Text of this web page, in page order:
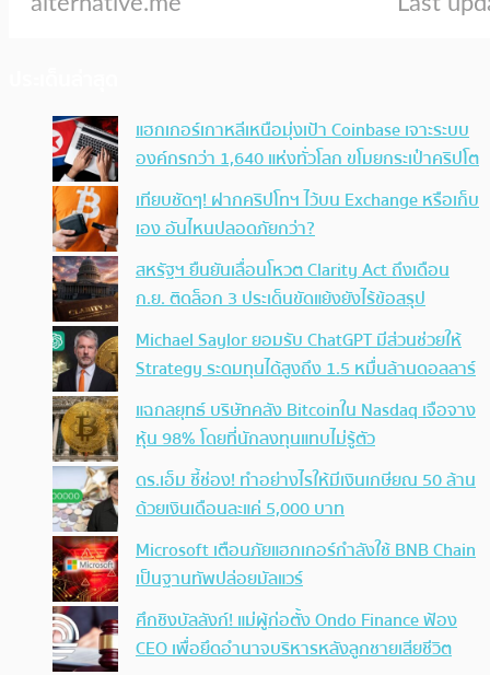
แฮกเกอร์เกาหลีเหนือมุ่งเป้า Coinbase เจาะระบบ
องค์กรกว่า 1,640 แห่งทั่วโลก ขโมยกระเป๋าคริปโต
เทียบชัดๆ! ฝากคริปโทฯ ไว้บน Exchange หรือเก็บ
เอง อันไหนปลอดภัยกว่า?
สหรัฐฯ ยืนยันเลื่อนโหวต Clarity Act ถึงเดือน
ก.ย. ติดล็อก 3 ประเด็นขัดแย้งยังไร้ข้อสรุป
Michael Saylor ยอมรับ ChatGPT มีส่วนช่วยให้
Strategy ระดมทุนได้สูงถึง 1.5 หมื่นล้านดอลลาร์
แฉกลยุทธ์ บริษัทคลัง Bitcoinใน Nasdaq เจือจาง
หุ้น 98% โดยที่นักลงทุนแทบไม่รู้ตัว
ดร.เอ็ม ชี้ช่อง! ทำอย่างไรให้มีเงินเกษียณ 50 ล้าน
ด้วยเงินเดือนละแค่ 5,000 บาท
Microsoft เตือนภัยแฮกเกอร์กำลังใช้ BNB Chain
เป็นฐานทัพปล่อยมัลแวร์
ศึกชิงบัลลังก์! แม่ผู้ก่อตั้ง Ondo Finance ฟ้อง
CEO เพื่อยึดอำนาจบริหารหลังลูกชายเสียชีวิต